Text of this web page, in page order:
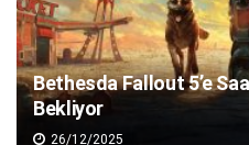
Bethesda Fallout 5’e
Bekliyor
26/12/2025